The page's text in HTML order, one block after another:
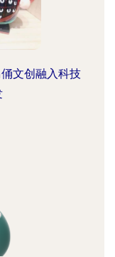
文创融入科技